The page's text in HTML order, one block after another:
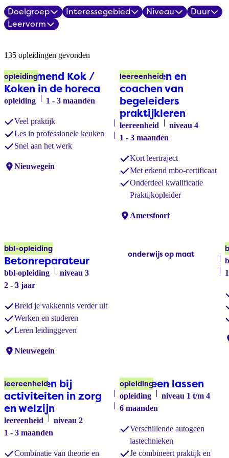
Filters
Doelgroep Interessegebied Niveau
Duur
Leervorm
Opleidingsoverzicht
135 opleidingen gevonden
Aankomend Kok /
Koken in de horeca
opleiding 1 - 3 maanden
opleiding
Veel praktijk
Les in professionele keuken
Snel aan het werk
Locaties:
Nieuwegein
Aansturen en
coachen van
begeleiders
praktijkleren
leereenheid
niveau 4
1 - 3 maanden
leereenheid
Kort leertraject
Met erkend mbo-certificaat
Onderdeel kwalificatie
Praktijkopleider
Locaties:
Amersfoort
Allround
Betonreparateur
bbl-opleiding
niveau 3
2 - 3 jaar
bbl-opleiding
Breid je vakkennis verder uit
Werken en studeren
Leren leidinggeven
Locaties:
Nieuwegein
Labels:
onderwijs op maat
Assisteren bij
activiteiten in zorg
en welzijn
leereenheid
niveau 2
1 - 3 maanden
leereenheid
Combinatie van theorie en
Autogeen lassen
opleiding
niveau 1 t/m 4
6 maanden
opleiding
Verschillende autogeen
lastechnieken
Je combineert praktijk en